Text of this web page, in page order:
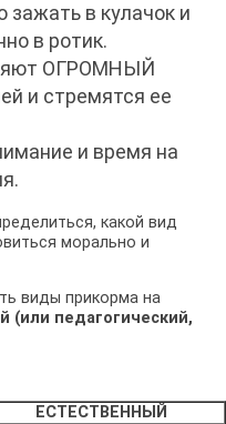
в кулачок и
в ротик.
ОГРОМНЫЙ
и стремятся ее
и время на
какой вид
морально и
виды прикорма на
(или педагогический,
ЕСТЕСТВЕННЫЙ